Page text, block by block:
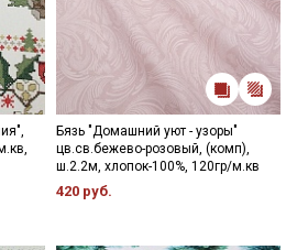
Бязь "Домашний уют - узоры"
цв.св.бежево-розовый, (комп),
ш.2.2м, хлопок-100%, 120гр/м.кв
420 руб.